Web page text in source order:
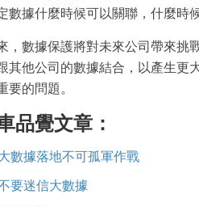
數據什麼時候可以關聯，什麼時
，數據保護將對未來公司帶來挑
其他公司的數據結合，以產生更
要的問題。
品覺文章：
數據落地不可孤軍作戰
要迷信大數據